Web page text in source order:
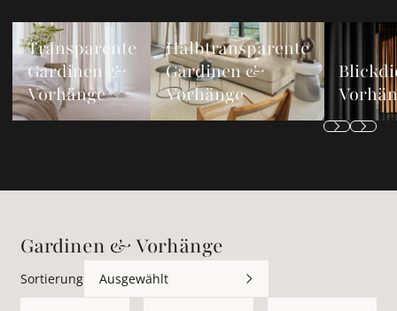
Transparente Gardinen &amp; Vorhänge ansehen
Transparente
Gardinen &
Vorhänge
Halbtransparente Gardinen &amp;
Halbtransparente
Gardinen &
Vorhänge
Gardinen & Vorhänge
Sortierung Ausgewählt